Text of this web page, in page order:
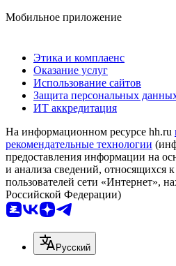
Мобильное приложение
Этика и комплаенс
Оказание услуг
Использование сайтов
Защита персональных
ИТ аккредитация
На информационном ресурсе hh.ru
рекомендательные технологии
предоставления информации на
и анализа сведений, относящихся
пользователей сети «Интернет»,
Российской Федерации)
Русский